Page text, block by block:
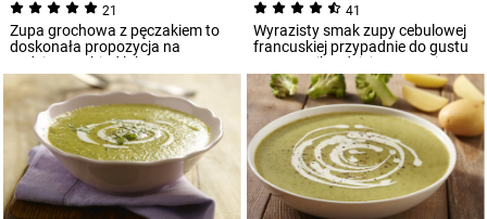
21
Zupa grochowa z pęczakiem to
doskonała propozycja na
codzienny obiad lub wczesną
kolację. Aby prz...
41
Wyrazisty smak zupy cebulowej
francuskiej przypadnie do gustu
nawet najbardziej wymagającym
smako...